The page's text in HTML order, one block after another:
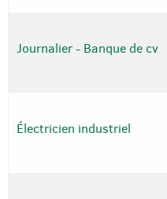
Journalier - Banque de cv
Électricien industriel